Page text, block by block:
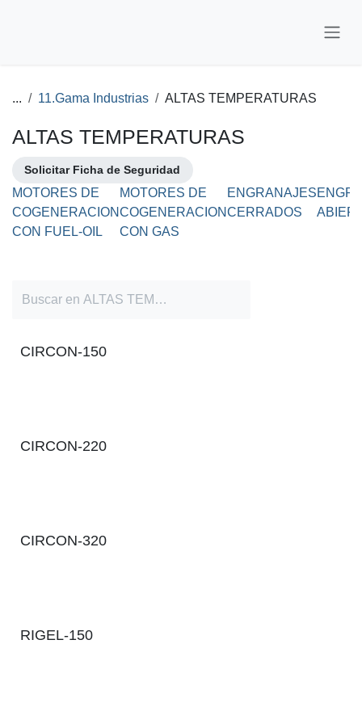
... 11.Gama Industrias ALTAS TEMPERATURAS
ALTAS TEMPERATURAS
Solicitar Ficha de Seguridad
MOTORES DE
COGENERACION
CON FUEL-OIL
MOTORES DE
COGENERACION
CON GAS
ENGRANAJES
CERRADOS
CIRCON-150
CIRCON-220
CIRCON-320
RIGEL-150